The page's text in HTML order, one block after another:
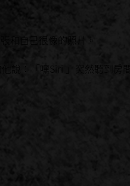
和自己很像的照片。
說：「嘿Siri 」突然聽到房間